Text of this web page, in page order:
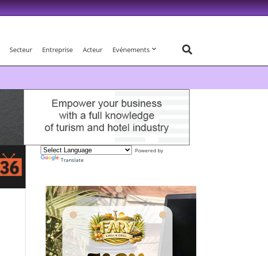
Secteur Entreprise Acteur Evénements
Powered by
Translate